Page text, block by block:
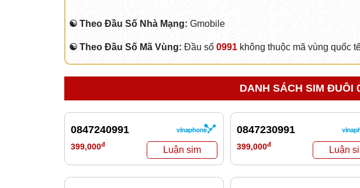
☯ Theo Đầu Số Nhà Mạng: Gmobile
☯ Theo Đầu Số Mã Vùng: Đầu số 0991không thuộc mã vùng quốc
DANH SÁCH SIM ĐUÔI
0847240991
399,000đ
0847230991
399,000đ